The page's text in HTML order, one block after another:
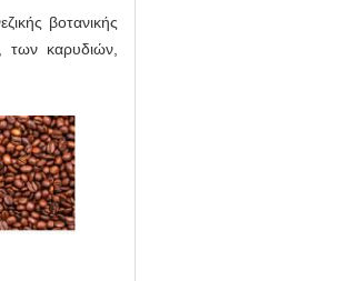
βοτανικής
καρυδιών,